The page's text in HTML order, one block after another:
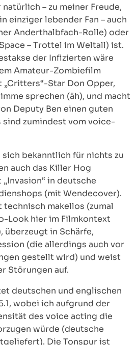
– zu meiner Freude,
einziger lebender Fan – auch
Anderthalbfach-Rolle) oder
– Trottel im Weltall) ist.
der Infizierten wäre
Amateur-Zombiefilm
Star Don Opper,
sprechen (äh), und macht
Deputy Ben einen guten
sind zumindest vom voice-
bekanntlich für nichts zu
auch das Killer Hog
in deutsche
(mit Wendecover).
technisch makellos (zumal
Look hier im Filmkontext
überzeugt in Schärfe,
(die allerdings auch vor
gestellt wird) und weist
Störungen auf.
deutschen und englischen
wobei ich aufgrund der
des voice acting die
würde (deutsche
Die Tonspur ist